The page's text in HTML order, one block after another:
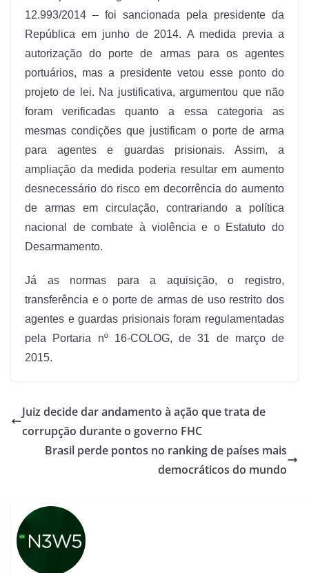
12.993/2014 – foi sancionada pela presidente da
República em junho de 2014. A medida previa a
autorização do porte de armas para os agentes
portuários, mas a presidente vetou esse ponto do
projeto de lei. Na justificativa, argumentou que não
foram verificadas quanto a essa categoria as
mesmas condições que justificam o porte de arma
para agentes e guardas prisionais. Assim, a
ampliação da medida poderia resultar em aumento
desnecessário do risco em decorrência do aumento
de armas em circulação, contrariando a política
nacional de combate à violência e o Estatuto do
Desarmamento.
Já as normas para a aquisição, o registro,
transferência e o porte de armas de uso restrito dos
agentes e guardas prisionais foram regulamentadas
pela Portaria nº 16-COLOG, de 31 de março de
2015.
Juiz decide dar andamento à ação que trata de
corrupção durante o governo FHC
Brasil perde pontos no ranking de países mais
democráticos do mundo